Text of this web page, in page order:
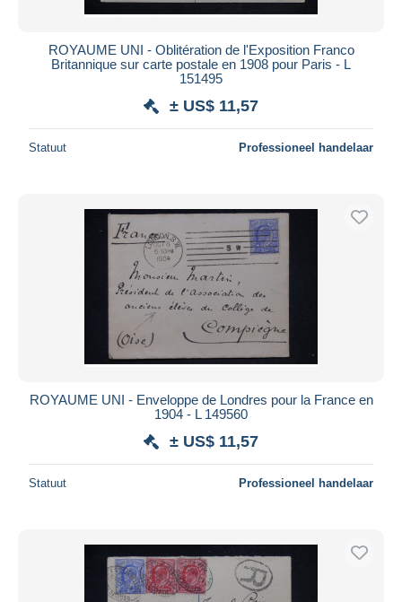
ROYAUME UNI - Oblitération de l'Exposition Franco
Britannique sur carte postale en 1908 pour Paris - L
151495
± US$ 11,57
Statuut Professioneel handelaar
ROYAUME UNI - Enveloppe de Londres pour la France en
1904 - L 149560
± US$ 11,57
Statuut Professioneel handelaar